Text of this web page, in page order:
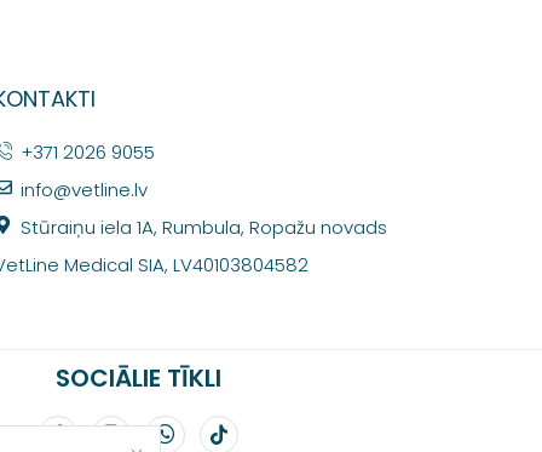
+371 2026 9055
info@vetline.lv
Stūraiņu iela 1A, Rumbula, Ropažu novads
Medical SIA, LV40103804582
SOCIĀLIE TĪKLI